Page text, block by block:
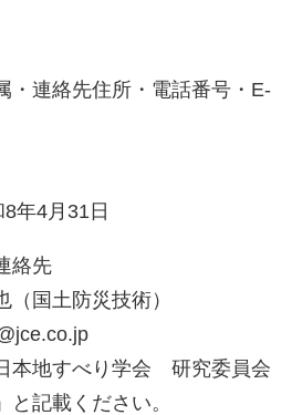
連絡先住所・電話番号・E-
年4月31日
絡先
国土防災技術）
本地すべり学会 研究委員会
記載ください。